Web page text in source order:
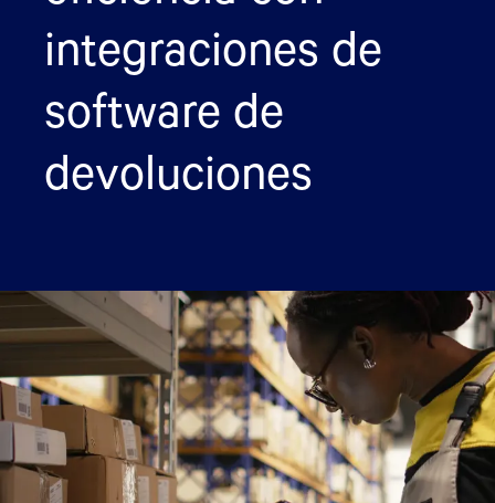
integraciones de
software de
devoluciones